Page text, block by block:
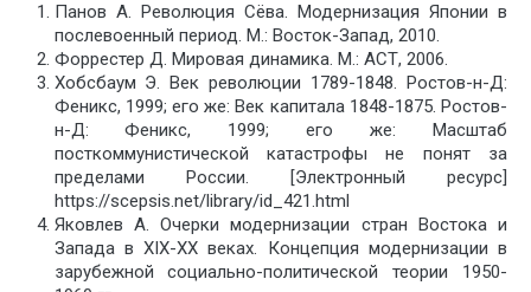
Панов А. Революция Сёва. Модернизация Японии в
послевоенный период. М.: Восток-Запад, 2010.
Форрестер Д. Мировая динамика. М.: АСТ, 2006.
Хобсбаум Э. Век революции 1789-1848. Ростов-н-Д:
Феникс, 1999; его же: Век капитала 1848-1875. Ростов-
н-Д: Феникс, 1999; его же: Масштаб
посткоммунистической катастрофы не понят за
пределами России. [Электронный ресурс]
https://scepsis.net/library/id_421.html
Яковлев А. Очерки модернизации стран Востока и
Запада в XIX-XX веках. Концепция модернизации в
зарубежной социально-политической теории 1950-